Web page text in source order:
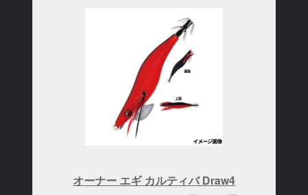
オーナー エギ カルティバ Draw4